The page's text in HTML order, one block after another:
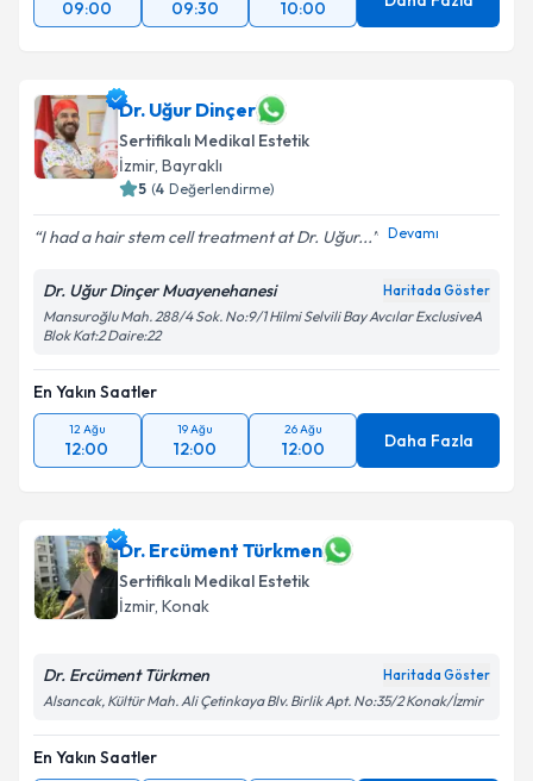
09:00 09:30 10:00
Dr. Uğur Dinçer
Sertifikalı Medikal Estetik
İzmir, Bayraklı
5 (4 Değerlendirme)
I had a hair stem cell treatment at Dr. Uğur... Devamı
Dr. Uğur Dinçer Muayenehanesi Haritada Göster
Mansuroğlu Mah. 288/4 Sok. No:9/1 Hilmi Selvili Bay Avcılar ExclusiveA
Blok Kat:2 Daire:22
En Yakın Saatler
12 Ağu
12:00
19 Ağu
12:00
26 Ağu
12:00 Daha Fazla
Dr. Ercüment Türkmen
Sertifikalı Medikal Estetik
İzmir, Konak
Dr. Ercüment Türkmen Haritada Göster
Alsancak, Kültür Mah. Ali Çetinkaya Blv. Birlik Apt. No:35/2 Konak/İzmir
En Yakın Saatler